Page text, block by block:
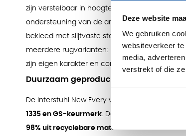
Deze website
We gebruiken
websiteverkeer
media,
verstrekt of die
zijn verstelbaar in hoogte, breedte, diepte en
ondersteuning van de armen en schouders
bekleed met slijtvaste stoffen en bieden
meerdere rugvarianten: netbespanning,
zijn eigen karakter en comfortniveau.
Duurzaam geproduceerd en
De Interstuhl New Every voldoet aan de
1335 en GS-keurmerk. De stoel wordt
98% uit recyclebare materialen. Dit maakt